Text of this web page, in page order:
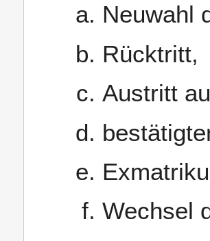
Neuwahl
Rücktritt,
Austritt
Wechsel